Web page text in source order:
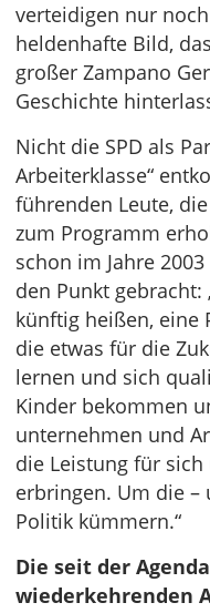
verteidigen nur
heldenhafte Bild,
großer Zampano
Geschichte
Nicht die SPD als
Arbeiterklasse“
führenden Leute,
zum Programm
schon im Jahre
den Punkt gebracht:
künftig heißen, eine
die etwas für die
lernen und sich
Kinder bekommen
unternehmen und
die Leistung für
erbringen. Um die –
Politik kümmern.“
Die seit der
wiederkehrenden